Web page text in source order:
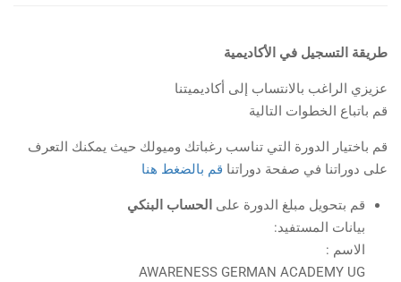
طريقة التسجيل في الأكاديمية
عزيزي الراغب بالانتساب إلى أكاديميتنا
قم باتباع الخطوات التالية
قم باختيار الدورة التي تناسب رغباتك وميولك حيث يمكنك التعرف
على دوراتنا في صفحة دوراتنا قم بالضغط هنا
قم بتحويل مبلغ الدورة على الحساب البنكي
بيانات المستفيد:
الاسم :
AWARENESS GERMAN ACADEMY UG